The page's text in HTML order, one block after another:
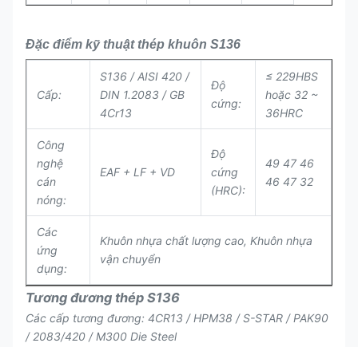
Đặc điểm kỹ thuật thép khuôn S136
Cấp:
S136 / AISI 420 /
DIN 1.2083 / GB
4Cr13
Độ
cứng:
≤ 229HBS
hoặc 32 ~
36HRC
Công
nghệ
cán
nóng:
EAF + LF + VD
Độ
cứng
(HRC):
49 47 46
46 47 32
Các
ứng
dụng:
Khuôn nhựa chất lượng cao, Khuôn nhựa
vận chuyển
Tương đương thép S136
Các cấp tương đương: 4CR13 / HPM38 / S-STAR / PAK90
/ 2083/420 / M300 Die Steel